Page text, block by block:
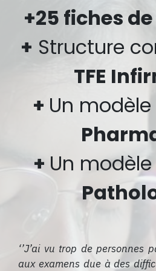
+25 fiches
+ Structure
TFE
+ Un
+ Un
‘’J’ai vu trop de personnes
aux examens due à des